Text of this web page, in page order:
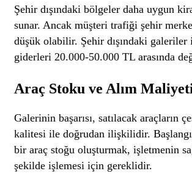
Şehir dışındaki bölgeler daha uygun
sunar. Ancak müşteri trafiği şehir
düşük olabilir. Şehir dışındaki
giderleri 20.000-50.000 TL arasında
Araç Stoku ve Alım
Galerinin başarısı, satılacak araçların
kalitesi ile doğrudan ilişkilidir.
bir araç stoğu oluşturmak, işletmenin
şekilde işlemesi için gereklidir.